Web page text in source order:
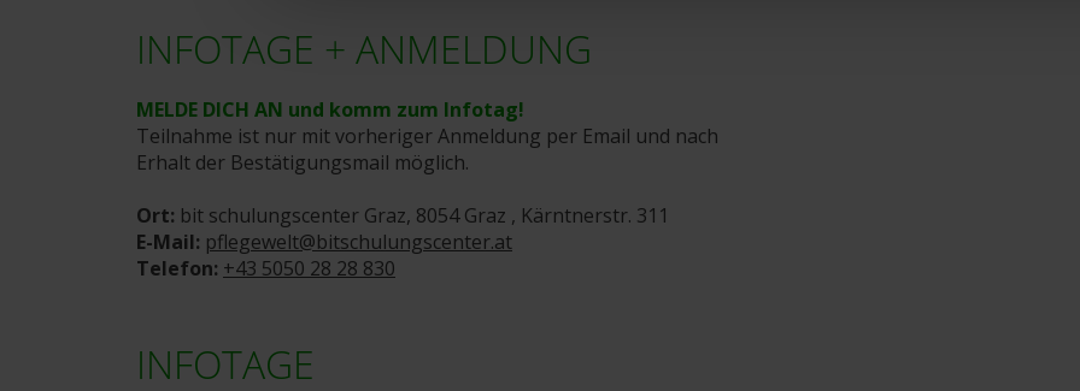
INFOTAGE + ANMELDUNG
MELDE DICH AN und komm zum Infotag!
Teilnahme ist nur mit vorheriger Anmeldung per Email und nach
Erhalt der Bestätigungsmail möglich.
Ort: bit schulungscenter Graz, 8054 Graz , Kärntnerstr. 311
E-Mail: pflegewelt@bitschulungscenter.at
Telefon: +43 5050 28 28 830
INFOTAGE